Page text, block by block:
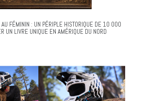
FÉMININ : UN PÉRIPLE HISTORIQUE DE 10 000
UN LIVRE UNIQUE EN AMÉRIQUE DU NORD